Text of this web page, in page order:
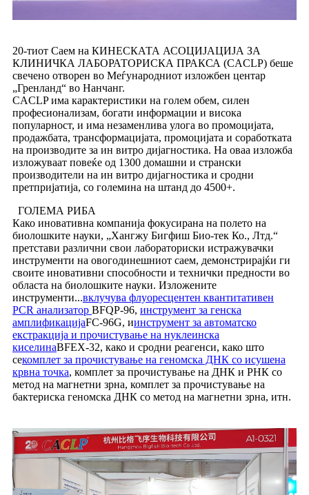
20-тиот Саем на КИНЕСКАТА АСОЦИЈАЦИЈА ЗА
КЛИНИЧКА ЛАБОРАТОРИСКА ПРАКСА (CACLP) беше
свечено отворен во Меѓународниот изложбен центар
„Гренланд“ во Нанчанг.
CACLP има карактеристики на голем обем, силен
професионализам, богати информации и висока
популарност, и има незаменлива улога во промоцијата,
продажбата, трансформацијата, промоцијата и соработката
на производите за ин витро дијагностика. На оваа изложба
изложуваат повеќе од 1300 домашни и странски
производители на ин витро дијагностика и сродни
претпријатија, со големина на штанд до 4500+.
ГОЛЕМА РИБА
Како иновативна компанија фокусирана на полето на
биолошките науки, „Хангжу Бигфиш Био-тек Ко., Лтд.“
претстави различни свои лабораториски истражувачки
инструменти на овогодинешниот саем, демонстрирајќи ги
своите иновативни способности и технички предности во
областа на биолошките науки. Изложените
инструменти...вклучува флуоресцентен квантитативен
PCR анализатор BFQP-96, инструмент за генска
амплификацијаFC-96G, иинструмент за автоматско
екстракција и прочистување на нуклеинска
киселинаBFEX-32, како и сродни реагенси, како што
секомплет за прочистување на геномска ДНК со исушена
крвна точка, комплет за прочистување на ДНК и РНК со
метод на магнетни зрна, комплет за прочистување на
бактериска геномска ДНК со метод на магнетни зрна, итн.